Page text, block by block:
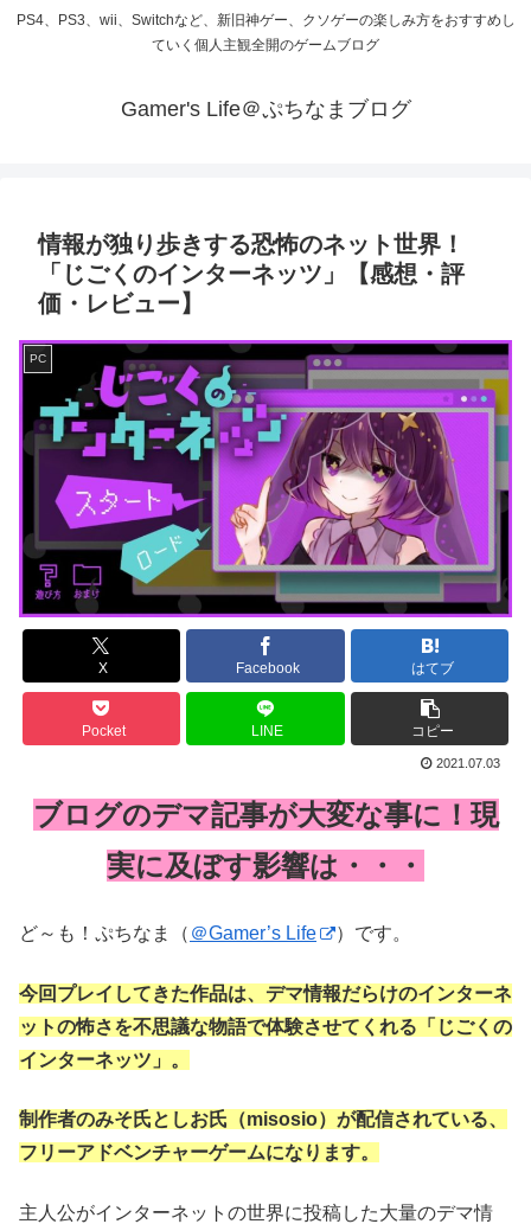
PS4、PS3、wii、Switchなど、新旧神ゲー、クソゲーの楽しみ方をおすすめし
ていく個人主観全開のゲームブログ
Gamer's Life＠ぷちなまブログ
情報が独り歩きする恐怖のネット世界！
「じごくのインターネッツ」【感想・評
価・レビュー】
PC
X Facebook はてブ
Pocket LINE コピー
2021.07.03
ブログのデマ記事が大変な事に！現
実に及ぼす影響は・・・
ど～も！ぷちなま（ ＠Gamer’s Life ）です。
今回プレイしてきた作品は、デマ情報だらけのインターネ
ットの怖さを不思議な物語で体験させてくれる「じごくの
インターネッツ」。
制作者のみそ氏としお氏（misosio）が配信されている、
フリーアドベンチャーゲームになります。
主人公がインターネットの世界に投稿した大量のデマ情